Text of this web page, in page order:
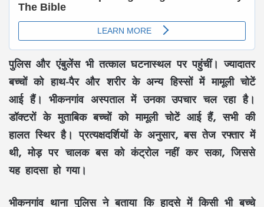
पुलिस और एंबुलेंस भी तत्काल घटनास्थल पर पहुंचीं। ज्यादातर
बच्चों को हाथ-पैर और शरीर के अन्य हिस्सों में मामूली चोटें
आई हैं। भीकनगांव अस्पताल में उनका उपचार चल रहा है।
डॉक्टरों के मुताबिक बच्चों को मामूली चोटें आई हैं, सभी की
हालत स्थिर है। प्रत्यक्षदर्शियों के अनुसार, बस तेज रफ्तार में
थी, मोड़ पर चालक बस को कंट्रोल नहीं कर सका, जिससे
यह हादसा हो गया।
भीकनगांव थाना पुल‍िस ने बताया क‍ि हादसे में किसी भी बच्चे